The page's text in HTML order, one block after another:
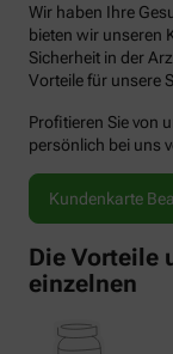
Wir haben Ihre
bieten wir unseren
Sicherheit in der
Vorteile für unsere
Profitieren Sie von
persönlich bei uns
Kundenkarte
Die Vorteile
einzelnen